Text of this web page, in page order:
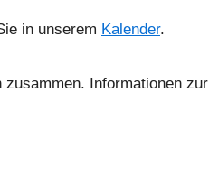
in unserem Kalender.
Informationen zur